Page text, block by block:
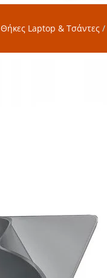
Θήκες Laptop & Τσάντες/